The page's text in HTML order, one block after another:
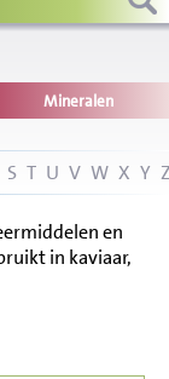
Mineralen
S T U V W X Y
en
in kaviaar,